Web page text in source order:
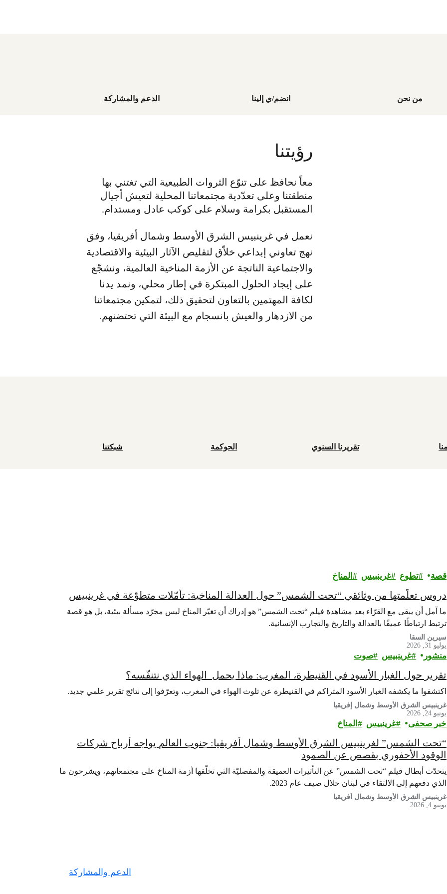
من نحن انضم/ي إلينا الدعم والمشاركة
رؤيتنا
معاً نحافظ على تنوّع الثروات الطبيعية التي تغتني بها
منطقتنا وعلى تعدّدية مجتمعاتنا المحلية لتعيش أجيال
المستقبل بكرامة وسلام على كوكب عادل ومستدام.
نعمل في غرينبيس الشرق الأوسط وشمال أفريقيا، وفق
نهج تعاوني إبداعي خلاّق لتقليص الآثار البيئية والاقتصادية
والاجتماعية الناتجة عن الأزمة المناخية العالمية، ونشجّع
على إيجاد الحلول المبتكرة في إطار محلي، ونمد يدنا
لكافة المهتمين بالتعاون لتحقيق ذلك، لتمكين مجتمعاتنا
من الازدهار والعيش بانسجام مع البيئة التي تحتضنهم.
تقريرنا السنوي الحوكمة شبكتنا
قصة تطوع غرينبيس‎ المناخ
دروس تعلّمتها من وثائقي “تحت الشمس” حول العدالة المناخية: تأمّلات متطوّعة في غرينبيس
ما آمل أن يبقى مع القرّاء بعد مشاهدة فيلم “تحت الشمس” هو إدراك أن تغيّر المناخ ليس مجرّد مسألة بيئية، بل هو قصة
ترتبط ارتباطًا عميقًا بالعدالة والتاريخ والتجارب الإنسانية.
سيرين السقا
يوليو 31, 2026
منشور غرينبيس‎ صوت
تقرير حول الغبار الأسود في القنيطرة، المغرب: ماذا يحمل الهواء الذي نتنفّسه؟
اكتشفوا ما يكشفه الغبار الأسود المتراكم في القنيطرة عن تلوث الهواء في المغرب، وتعرّفوا إلى نتائج تقرير علمي جديد.
غرينبيس الشرق الأوسط وشمال إفريقيا
يونيو 24, 2026
خبر صحفى غرينبيس‎ المناخ
“تحت الشمس” لغرينبيس الشرق الأوسط وشمال أفريقيا: جنوب العالم يواجه أرباح شركات
الوقود الأحفوري بقصص عن الصمود
يتحدّث أبطال فيلم “تحت الشمس” عن التأثيرات العميقة والمفصليّة التي تخلّفها أزمة المناخ على مجتمعاتهم، ويشرحون ما
الذي دفعهم إلى الالتقاء في لبنان خلال صيف عام 2023.
غرينبيس الشرق الأوسط وشمال أفريقيا
يونيو 4, 2026
الدعم والمشاركة